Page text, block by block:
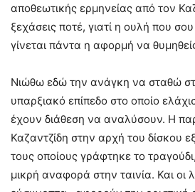
αποθεωτικής ερμηνείας από τον
ξεχάσεις ποτέ, γιατί η ουλή που
γίνεται πάντα η αφορμή να
Νιώθω εδώ την ανάγκη να σταθώ
υπαρξιακό επίπεδο στο οποίο
έχουν διάθεση να αναλύσουν. Η
Καζαντζίδη στην αρχή του δίσκου
τους οποίους γράφτηκε το
μικρή αναφορά στην ταινία. Και οι